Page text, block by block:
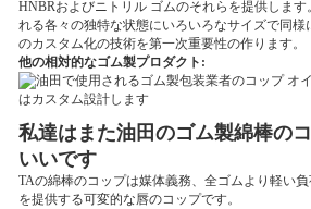
HNBRおよびニトリル ゴムのそれらを提供しま
れる各々の独特な状態にいろいろなサイズで同様
のカスタム化の技術を第一次重要性の作ります。
他の相対的なゴム製プロダクト:
私達はまた油田のゴム製綿棒の
いいです
TAの綿棒のコップは媒体義務、全ゴムより軽い
を提供する可変的な唇のコップです。